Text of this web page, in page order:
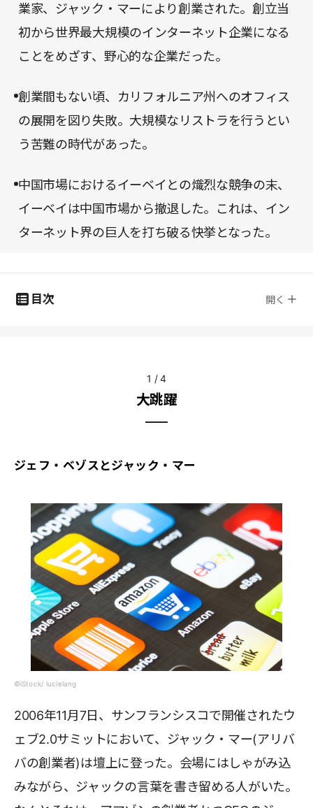
業家、ジャック・マーにより創業された。創立当
初から世界最大規模のインターネット企業になる
ことをめざす、野心的な企業だった。
創業間もない頃、カリフォルニア州へのオフィス
の展開を図り失敗。大規模なリストラを行うとい
う苦難の時代があった。
中国市場におけるイーベイとの熾烈な競争の末、
イーベイは中国市場から撤退した。これは、イン
ターネット界の巨人を打ち破る快挙となった。
目次 開く
1 /4
大跳躍
ジェフ・ベゾスとジャック・マー
©iStock/ lucielang
2006年11月7日、サンフランシスコで開催されたウ
ェブ2.0サミットにおいて、ジャック・マー(アリバ
バの創業者)は壇上に登った。会場にはしゃがみ込
みながら、ジャックの言葉を書き留める人がいた。